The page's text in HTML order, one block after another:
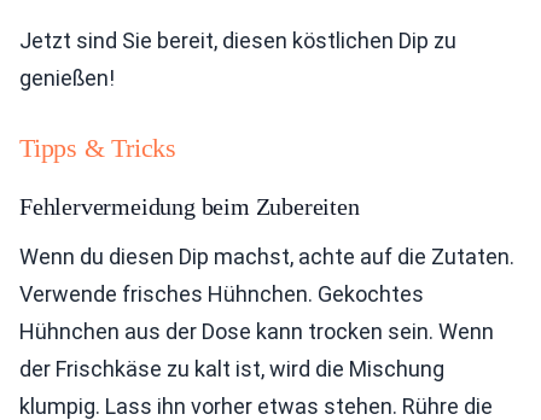
Jetzt sind Sie bereit, diesen köstlichen Dip zu
genießen!
Tipps & Tricks
Fehlervermeidung beim Zubereiten
Wenn du diesen Dip machst, achte auf die Zutaten.
Verwende frisches Hühnchen. Gekochtes
Hühnchen aus der Dose kann trocken sein. Wenn
der Frischkäse zu kalt ist, wird die Mischung
klumpig. Lass ihn vorher etwas stehen. Rühre die